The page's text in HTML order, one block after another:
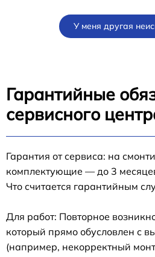
У меня другая
Гарантийные
сервисного
Гарантия от сервиса: на
комплектующие — до 3
Что считается гарантийным
Для работ: Повторное
который прямо обусловлен с
(например, некорректный